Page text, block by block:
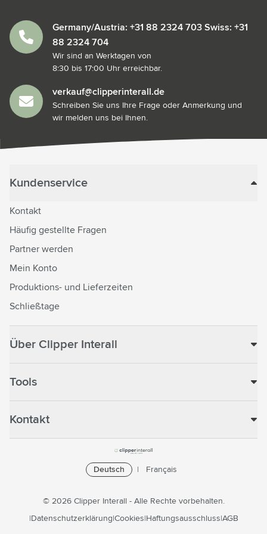
Germany/Austria: +31 88 2324 703 Swiss: +31
88 2324 704
Wir sind an Werktagen von
8:30 bis 17:00 Uhr erreichbar.
verkauf@clipperinterall.de
Schreiben Sie uns Ihre Frage oder Anmerkung und
wir melden uns bei Ihnen.
Kundenservice
Kontakt
Häufig gestellte Fragen
Partner werden
Mein Konto
Produktions- und Lieferzeiten
Schließtage
Über Clipper Interall
Tools
Kontakt
Deutsch Français
© 2026 Clipper Interall - Alle Rechte vorbehalten.
Datenschutzerklärung Cookies Haftungsausschluss AGB